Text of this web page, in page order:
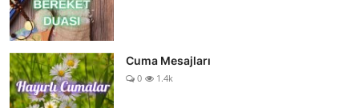
Cuma Mesajları
0 1.4k